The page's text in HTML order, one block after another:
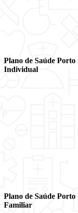
Plano de Saúde Porto
Individual
Plano de Saúde Porto
Familiar